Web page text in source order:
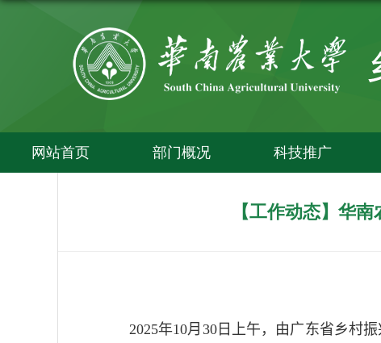
网站首页 部门概况 科技推广
【工作动态】华
2025年10月 30日上午，由广东省乡村